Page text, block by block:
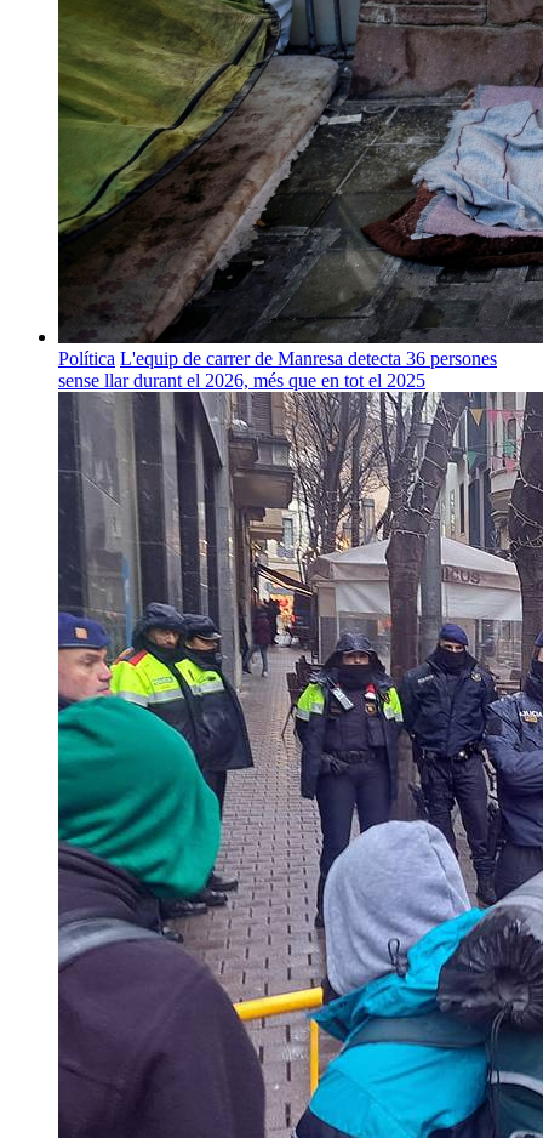
Política L'equip de carrer de Manresa detecta 36 persones
sense llar durant el 2026, més que en tot el 2025